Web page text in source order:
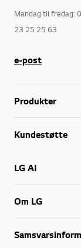
Mandag til fredag:
23 25 25 63
e-post
Produkter
Kundestøtte
LG AI
Om LG